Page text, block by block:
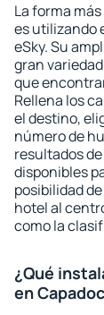
La forma
es utilizando
eSky. Su
gran
que
Rellena los
el destino,
número de
resultados
disponibles
posibilidad
hotel al
como la
¿Qué
en